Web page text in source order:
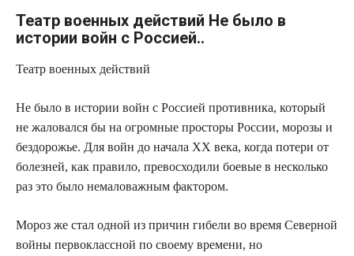
Театр военных действий Не было в
истории войн с Россией..
Театр военных действий
Не было в истории войн с Россией противника, который
не жаловался бы на огромные просторы России, морозы и
бездорожье. Для войн до начала XX века, когда потери от
болезней, как правило, превосходили боевые в несколько
раз это было немаловажным фактором.
Мороз же стал одной из причин гибели во время Северной
войны первоклассной по своему времени, но